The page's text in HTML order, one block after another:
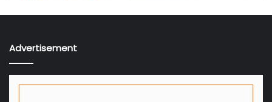
Advertisement